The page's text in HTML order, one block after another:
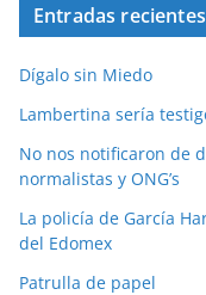
Entradas recientes
Dígalo sin Miedo
Lambertina sería
No nos notificaron de
normalistas y ONG’s
La policía de García
del Edomex
Patrulla de papel